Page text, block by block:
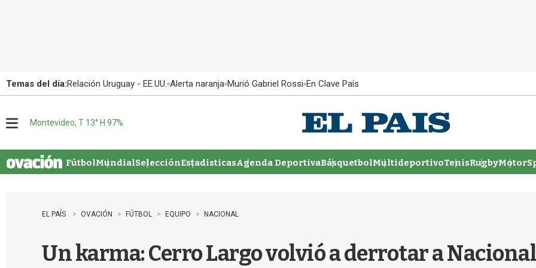
Temas del día:Relación Uruguay - EE.UU. Alerta naranja Murió Gabriel Rossi En Clave País
u
Montevideo, T 13° H 97%
FútbolMundialSelecciónEstadisticasAgenda DeportivaBásquetbolMultideportivoTenisRugby
EL PAÍS OVACIÓN FÚTBOL EQUIPO NACIONAL
Un karma: Cerro Largo volvió a derrotar a